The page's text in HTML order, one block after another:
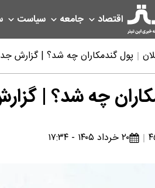
اقتصاد جامعه سیاست
پول گندمکاران چه شد؟ | گزارش
چه شد؟ |
۲۰ خرداد ۱۴۰۵ - ۱۷:۳۴